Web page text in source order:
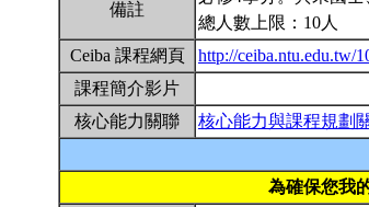
備註
總人數上限：10人
Ceiba 課程網頁
http://ceiba.ntu.edu.tw/
課程簡介影片
核心能力關聯
核心能力與課程規劃
為確保您我